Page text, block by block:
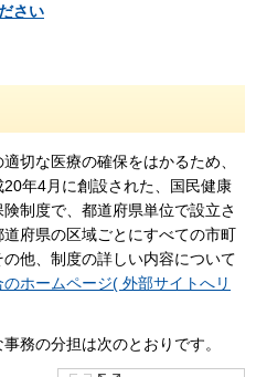
さい
切な医療の確保をはかるため、
年4月に創設された、国民健康
制度で、都道府県単位で設立さ
府県の区域ごとにすべての市町
他、制度の詳しい内容について
ホームページ( 外部サイトへリ
務の分担は次のとおりです。